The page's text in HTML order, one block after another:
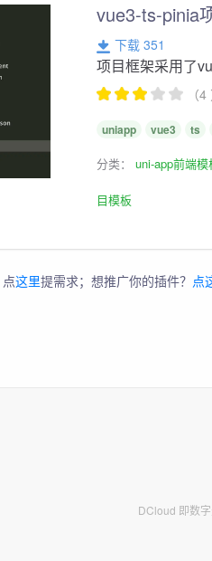
vue3-ts-pinia
下载 351
项目框架采用了
（
uniapp vue3 ts
分类：uni-app前端模
目模板
这里提需求；想推广你的插件？ 点
DCloud 即数